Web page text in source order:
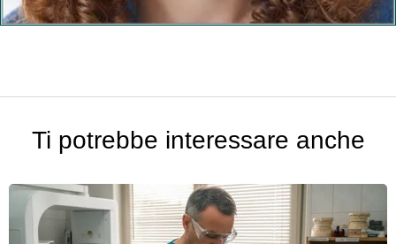
Ti potrebbe interessare anche